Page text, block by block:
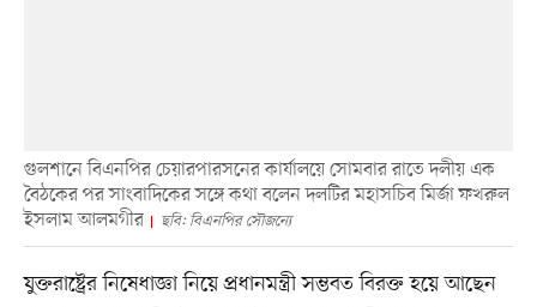
গুলশানে বিএনপির চেয়ারপারসনের কার্যালয়ে সোমবার রাতে দলীয় এক
বৈঠকের পর সাংবাদিকের সঙ্গে কথা বলেন দলটির মহাসচিব মির্জা ফখরুল
ইসলাম আলমগীর
ছবি: বিএনপির সৌজন্যে
যুক্তরাষ্ট্রের নিষেধাজ্ঞা নিয়ে প্রধানমন্ত্রী সম্ভবত বিরক্ত হয়ে আছেন